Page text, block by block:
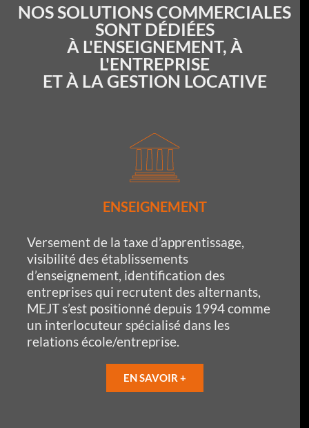
NOS SOLUTIONS COMMERCIALES
SONT DÉDIÉES
À L'ENSEIGNEMENT, À
L'ENTREPRISE
ET À LA GESTION LOCATIVE
ENSEIGNEMENT
Versement de la taxe d’apprentissage,
visibilité des établissements
d’enseignement, identification des
entreprises qui recrutent des alternants,
MEJT s’est positionné depuis 1994 comme
un interlocuteur spécialisé dans les
relations école/entreprise.
EN SAVOIR +